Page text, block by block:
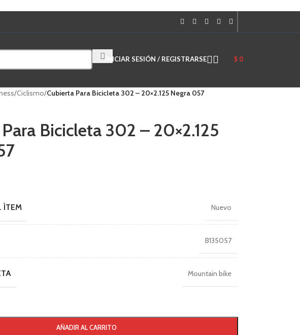
Cuando hay resultados autocompletados, puedes utilizar las
INICIAR SESIÓN / REGISTRARSE $ 0
/Ciclismo/Cubierta Para Bicicleta 302 – 20×2.125 Negra 057
Bicicleta 302 – 20×2.125
ÍTEM Nuevo
B135057
Mountain bike
AÑADIR AL CARRITO